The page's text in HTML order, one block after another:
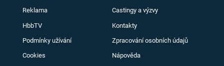
Reklama Castingy a výzvy
HbbTV Kontakty
Podmínky užívání Zpracování osobních údajů
Cookies Nápověda